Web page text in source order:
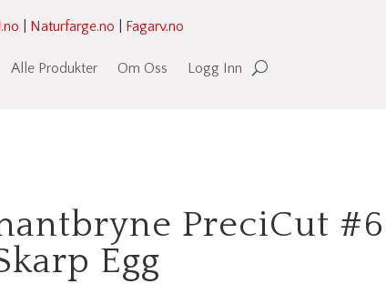
Naturfarge.no Fagarv.no
Alle Produkter Om Oss Logg Inn
PreciCut
Egg